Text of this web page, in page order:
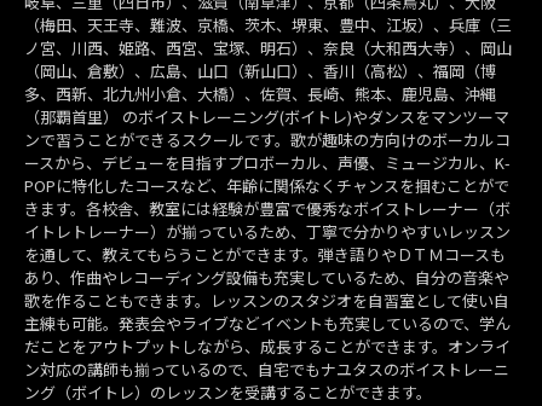
（梅田、天王寺、難波、京橋、茨木、堺東、豊中、江坂）、兵庫（三
ノ宮、川西、姫路、西宮、宝塚、明石）、奈良（大和西大寺）、岡山
（岡山、倉敷）、広島、山口（新山口）、香川（高松）、福岡（博
多、西新、北九州小倉、大橋）、佐賀、長崎、熊本、鹿児島、沖縄
（那覇首里） のボイストレーニング(ボイトレ)やダンスをマンツーマ
ンで習うことができるスクールです。歌が趣味の方向けのボーカルコ
ースから、デビューを目指すプロボーカル、声優、ミュージカル、K-
POPに特化したコースなど、年齢に関係なくチャンスを掴むことがで
きます。各校舎、教室には経験が豊富で優秀なボイストレーナー（ボ
イトレトレーナー）が揃っているため、丁寧で分かりやすいレッスン
を通して、教えてもらうことができます。弾き語りやＤＴＭコースも
あり、作曲やレコーディング設備も充実しているため、自分の音楽や
歌を作ることもできます。レッスンのスタジオを自習室として使い自
主練も可能。発表会やライブなどイベントも充実しているので、学ん
だことをアウトプットしながら、成長することができます。オンライ
ン対応の講師も揃っているので、自宅でもナユタスのボイストレーニ
ング（ボイトレ）のレッスンを受講することができます。